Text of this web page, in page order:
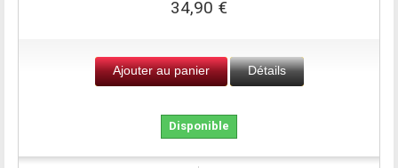
34,90 €
Ajouter au panier Détails
Disponible